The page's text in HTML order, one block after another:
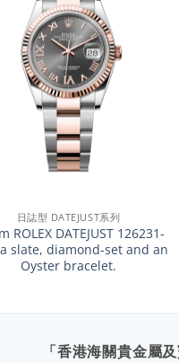
日誌型 DATEJUST系列
ROLEX DATEJUST 126231-
slate, diamond-set and an
Oyster bracelet.
「香港海關貴金屬